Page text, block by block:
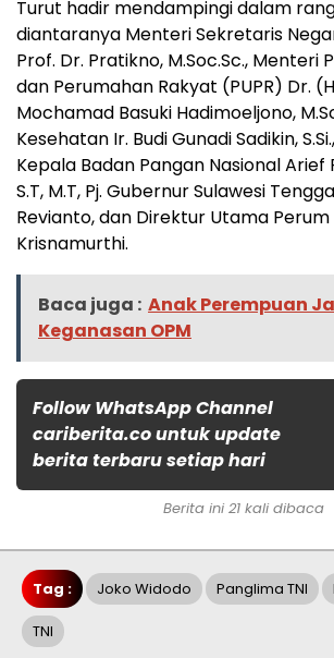
Turut hadir mendampingi dalam
diantaranya Menteri Sekretaris
Prof. Dr. Pratikno, M.Soc.Sc., Menteri
dan Perumahan Rakyat (PUPR) Dr.
Mochamad Basuki Hadimoeljono,
Kesehatan Ir. Budi Gunadi Sadikin,
Kepala Badan Pangan Nasional Arief
S.T, M.T, Pj. Gubernur Sulawesi
Revianto, dan Direktur Utama Perum
Krisnamurthi.
Baca juga : Anak Perempuan
Keganasan OPM
Follow WhatsApp Channel
cariberita.co untuk update
berita terbaru setiap hari
Berita ini 21 kali dibaca
Tag : Joko Widodo Panglima TNI
TNI